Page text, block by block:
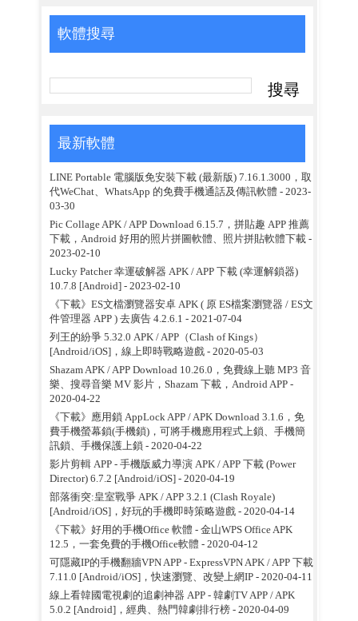
軟體搜尋
最新軟體
LINE Portable 電腦版免安裝下載 (最新版) 7.16.1.3000，取
代WeChat、WhatsApp 的免費手機通話及傳訊軟體 - 2023-
03-30
Pic Collage APK / APP Download 6.15.7，拼貼趣 APP 推薦
下載，Android 好用的照片拼圖軟體、照片拼貼軟體下載-
2023-02-10
Lucky Patcher 幸運破解器 APK / APP 下載 (幸運解鎖器)
10.7.8 [Android] - 2023-02-10
《下載》ES文檔瀏覽器安卓 APK ( 原 ES檔案瀏覽器 / ES文
件管理器 APP ) 去廣告 4.2.6.1 - 2021-07-04
列王的紛爭 5.32.0 APK / APP（Clash of Kings）
[Android/iOS]，線上即時戰略遊戲- 2020-05-03
Shazam APK / APP Download 10.26.0，免費線上聽 MP3 音
樂、搜尋音樂 MV 影片，Shazam 下載，Android APP-
2020-04-22
《下載》應用鎖 AppLock APP / APK Download 3.1.6，免
費手機螢幕鎖(手機鎖)，可將手機應用程式上鎖、手機簡
訊鎖、手機保護上鎖 - 2020-04-22
影片剪輯 APP - 手機版威力導演 APK / APP 下載 (Power
Director) 6.7.2 [Android/iOS]- 2020-04-19
部落衝突:皇室戰爭 APK / APP 3.2.1 (Clash Royale)
[Android/iOS]，好玩的手機即時策略遊戲- 2020-04-14
《下載》好用的手機Office 軟體 - 金山WPS Office APK
12.5，一套免費的手機Office軟體 - 2020-04-12
可隱藏IP的手機翻牆VPN APP - ExpressVPN APK / APP 下載
7.11.0 [Android/iOS]，快速瀏覽、改變上網IP- 2020-04-11
線上看韓國電視劇的追劇神器 APP - 韓劇TV APP / APK
5.0.2 [Android]，經典、熱門韓劇排行榜- 2020-04-09